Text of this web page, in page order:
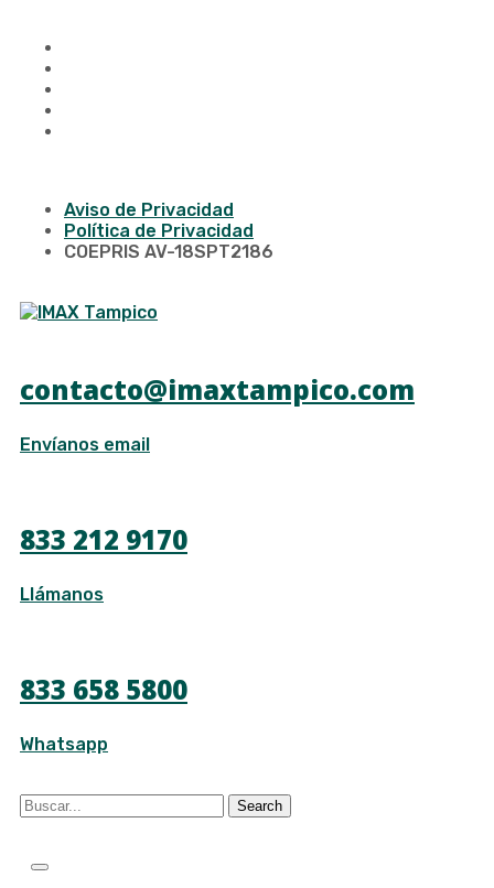
Aviso de Privacidad
Política de Privacidad
COEPRIS AV-18SPT2186
contacto@imaxtampico.com
Envíanos email
833 212 9170
Llámanos
833 658 5800
Whatsapp
Search